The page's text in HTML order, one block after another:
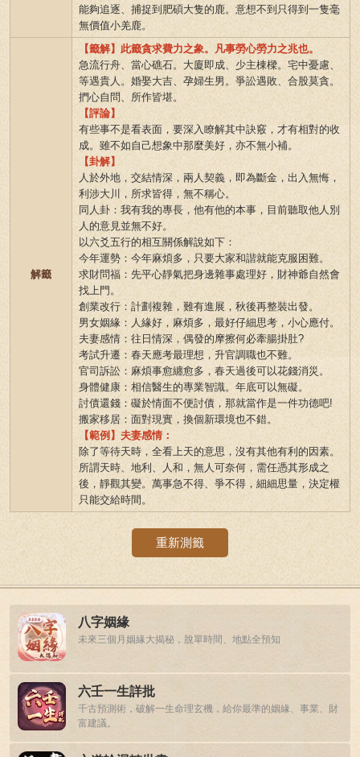
能夠追逐、捕捉到肥碩大隻的鹿。意想不到只得到一隻毫
無價值小羌鹿。
解籤
【籤解】此籤貪求費力之象。凡事勞心勞力之兆也。
急流行舟、當心礁石。大廈即成、少主棟樑。宅中憂慮、
等遇貴人。婚娶大吉、孕婦生男。爭訟遇敗、合股莫貪。
捫心自問、所作皆堪。
【評論】
有些事不是看表面，要深入瞭解其中訣竅，才有相對的收
成。雖不如自己想象中那麼美好，亦不無小補。
【卦解】
人於外地，交結情深，兩人契義，即為斷金，出入無悔，
利涉大川，所求皆得，無不稱心。
同人卦：我有我的專長，他有他的本事，目前聽取他人別
人的意見並無不好。
以六爻五行的相互關係解說如下：
今年運勢：今年麻煩多，只要大家和諧就能克服困難。
求財問福：先平心靜氣把身邊雜事處理好，財神爺自然會
找上門。
創業改行：計劃複雜，難有進展，秋後再整裝出發。
男女姻緣：人緣好，麻煩多，最好仔細思考，小心應付。
夫妻感情：往日情深，偶發的摩擦何必牽腸掛肚?
考試升遷：春天應考最理想，升官調職也不難。
官司訴訟：麻煩事愈纏愈多，春天過後可以花錢消災。
身體健康：相信醫生的專業智識。年底可以無礙。
討債還錢：礙於情面不便討債，那就當作是一件功德吧!
搬家移居：面對現實，換個新環境也不錯。
【範例】夫妻感情：
除了等待天時，全看上天的意思，沒有其他有利的因素。
所謂天時、地利、人和，無人可奈何，需任憑其形成之
後，靜觀其變。萬事急不得、爭不得，細細思量，決定權
只能交給時間。
重新測籤
八字姻緣
未來三個月姻緣大揭秘，脫單時間、地點全預知
六壬一生詳批
千古預測術，破解一生命理玄機，給你最準的姻緣、事業、財
富建議。